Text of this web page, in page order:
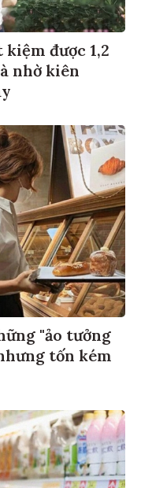
được 1,2
nhờ kiên
"ảo tưởng
tốn kém